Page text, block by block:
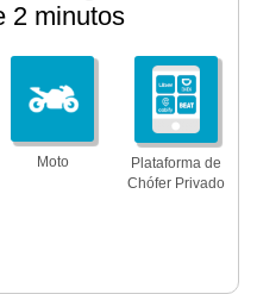
2 minutos
Moto
Plataforma de
Chófer Privado